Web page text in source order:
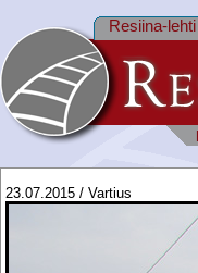
Resiina-lehti
23.07.2015 / Vartius